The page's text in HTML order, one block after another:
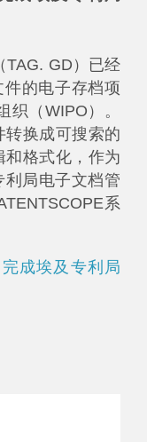
TAG. GD）已经
的电子存档项
织（WIPO）。
转换成可搜索的
格式化，作为
局电子文档管
系
成埃及专利局